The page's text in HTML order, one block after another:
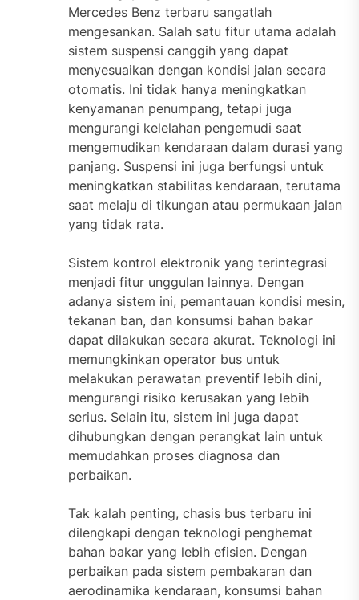
Mercedes Benz terbaru sangatlah
mengesankan. Salah satu fitur utama adalah
sistem suspensi canggih yang dapat
menyesuaikan dengan kondisi jalan secara
otomatis. Ini tidak hanya meningkatkan
kenyamanan penumpang, tetapi juga
mengurangi kelelahan pengemudi saat
mengemudikan kendaraan dalam durasi yang
panjang. Suspensi ini juga berfungsi untuk
meningkatkan stabilitas kendaraan, terutama
saat melaju di tikungan atau permukaan jalan
yang tidak rata.
Sistem kontrol elektronik yang terintegrasi
menjadi fitur unggulan lainnya. Dengan
adanya sistem ini, pemantauan kondisi mesin,
tekanan ban, dan konsumsi bahan bakar
dapat dilakukan secara akurat. Teknologi ini
memungkinkan operator bus untuk
melakukan perawatan preventif lebih dini,
mengurangi risiko kerusakan yang lebih
serius. Selain itu, sistem ini juga dapat
dihubungkan dengan perangkat lain untuk
memudahkan proses diagnosa dan
perbaikan.
Tak kalah penting, chasis bus terbaru ini
dilengkapi dengan teknologi penghemat
bahan bakar yang lebih efisien. Dengan
perbaikan pada sistem pembakaran dan
aerodinamika kendaraan, konsumsi bahan